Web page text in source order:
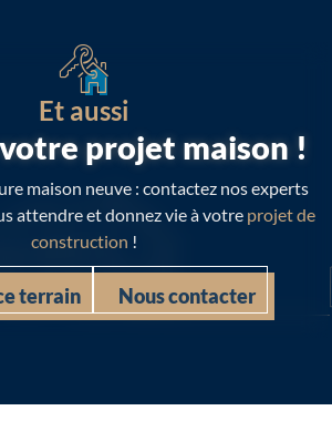
Et aussi
projet maison !
maison neuve : contactez nos experts
attendre et donnez vie à votre projet de
construction !
terrain Nous contacter